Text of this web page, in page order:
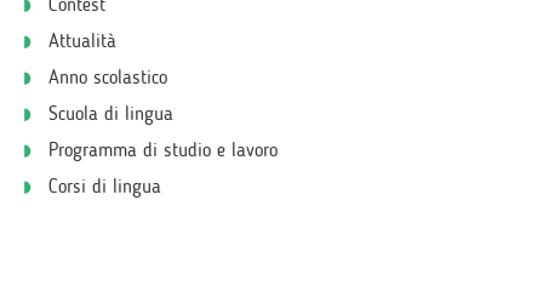
Attualità
Anno scolastico
Scuola di lingua
Programma di studio e lavoro
Corsi di lingua